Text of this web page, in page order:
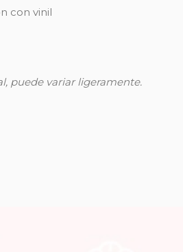
con vinil
puede variar ligeramente.